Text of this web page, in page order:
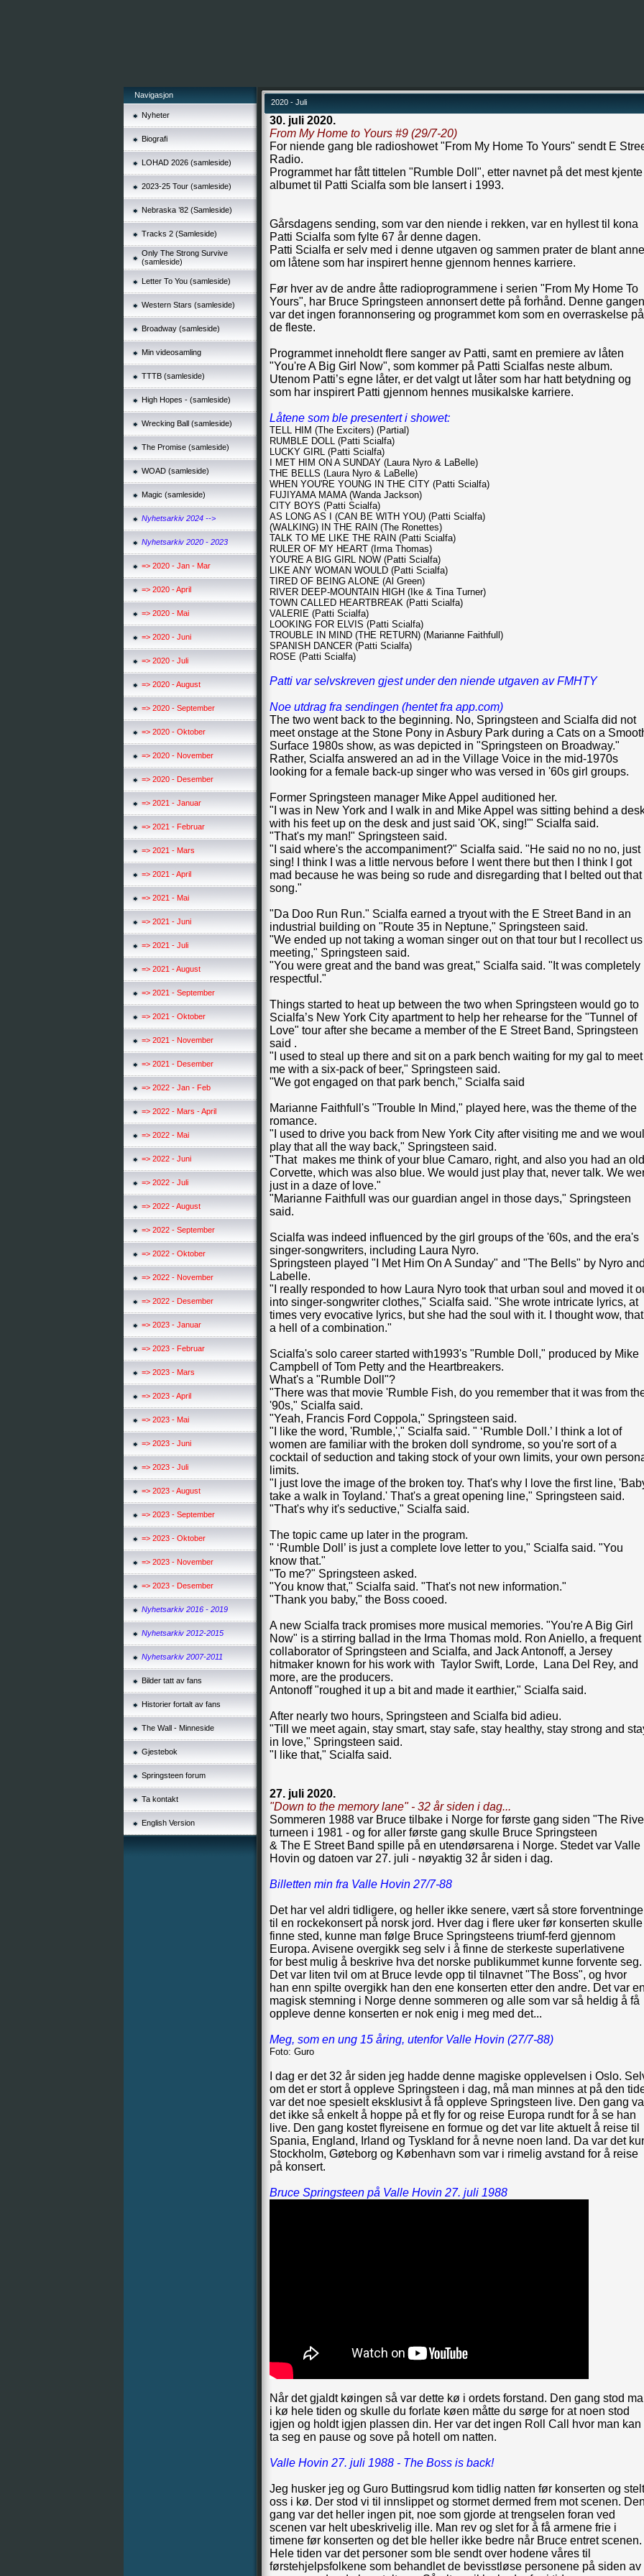
Navigasjon
Nyheter
Biografi
LOHAD 2026 (samleside)
2023-25 Tour (samleside)
Nebraska ’82 (Samleside)
Tracks 2 (Samleside)
Only The Strong Survive
(samleside)
Letter To You (samleside)
Western Stars (samleside)
Broadway (samleside)
Min videosamling
TTTB (samleside)
High Hopes - (samleside)
Wrecking Ball (samleside)
The Promise (samleside)
WOAD (samleside)
Magic (samleside)
Nyhetsarkiv 2024 -->
Nyhetsarkiv 2020 - 2023
=> 2020 - Jan - Mar
=> 2020 - April
=> 2020 - Mai
=> 2020 - Juni
=> 2020 - Juli
=> 2020 - August
=> 2020 - September
=> 2020 - Oktober
=> 2020 - November
=> 2020 - Desember
=> 2021 - Januar
=> 2021 - Februar
=> 2021 - Mars
=> 2021 - April
=> 2021 - Mai
=> 2021 - Juni
=> 2021 - Juli
=> 2021 - August
=> 2021 - September
=> 2021 - Oktober
=> 2021 - November
=> 2021 - Desember
=> 2022 - Jan - Feb
=> 2022 - Mars - April
=> 2022 - Mai
=> 2022 - Juni
=> 2022 - Juli
=> 2022 - August
=> 2022 - September
=> 2022 - Oktober
=> 2022 - November
=> 2022 - Desember
=> 2023 - Januar
=> 2023 - Februar
=> 2023 - Mars
=> 2023 - April
=> 2023 - Mai
=> 2023 - Juni
=> 2023 - Juli
=> 2023 - August
=> 2023 - September
=> 2023 - Oktober
=> 2023 - November
=> 2023 - Desember
Nyhetsarkiv 2016 - 2019
Nyhetsarkiv 2012-2015
Nyhetsarkiv 2007-2011
Bilder tatt av fans
Historier fortalt av fans
The Wall - Minneside
Gjestebok
Springsteen forum
Ta kontakt
English Version
2020 - Juli
30. juli 2020.
From My Home to Yours #9 (29/7-20)
For niende gang ble radioshowet "From My Home To Yours" sendt E
Radio.
Programmet har fått tittelen "Rumble Doll", etter navnet på det mest kjente
albumet til Patti Scialfa som ble lansert i 1993.
Gårsdagens sending, som var den niende i rekken, var en hyllest til kona
Patti Scialfa som fylte 67 år denne dagen.
Patti Scialfa er selv med i denne utgaven og sammen prater de blant
om låtene som har inspirert henne gjennom hennes karriere.
Før hver av de andre åtte radioprogrammene i serien "From My Home To
Yours", har Bruce Springsteen annonsert dette på forhånd. Denne gangen
var det ingen forannonsering og programmet kom som en overraskelse på
de fleste.
Programmet inneholdt flere sanger av Patti, samt en premiere av låten
"You're A Big Girl Now", som kommer på Patti Scialfas neste album.
Utenom Patti’s egne låter, er det valgt ut låter som har hatt betydning og
som har inspirert Patti gjennom hennes musikalske karriere.
Låtene som ble presentert i showet:
TELL HIM (The Exciters) (Partial)
RUMBLE DOLL (Patti Scialfa)
LUCKY GIRL (Patti Scialfa)
I MET HIM ON A SUNDAY (Laura Nyro & LaBelle)
THE BELLS (Laura Nyro & LaBelle)
WHEN YOU'RE YOUNG IN THE CITY (Patti Scialfa)
FUJIYAMA MAMA (Wanda Jackson)
CITY BOYS (Patti Scialfa)
AS LONG AS I (CAN BE WITH YOU) (Patti Scialfa)
(WALKING) IN THE RAIN (The Ronettes)
TALK TO ME LIKE THE RAIN (Patti Scialfa)
RULER OF MY HEART (Irma Thomas)
YOU'RE A BIG GIRL NOW (Patti Scialfa)
LIKE ANY WOMAN WOULD (Patti Scialfa)
TIRED OF BEING ALONE (Al Green)
RIVER DEEP-MOUNTAIN HIGH (Ike & Tina Turner)
TOWN CALLED HEARTBREAK (Patti Scialfa)
VALERIE (Patti Scialfa)
LOOKING FOR ELVIS (Patti Scialfa)
TROUBLE IN MIND (THE RETURN) (Marianne Faithfull)
SPANISH DANCER (Patti Scialfa)
ROSE (Patti Scialfa)
Patti var selvskreven gjest under den niende utgaven av FMHTY
Noe utdrag fra sendingen (hentet fra app.com)
The two went back to the beginning. No, Springsteen and Scialfa did not
meet onstage at the Stone Pony in Asbury Park during a Cats on a
Surface 1980s show, as was depicted in "Springsteen on Broadway."
Rather, Scialfa answered an ad in the Village Voice in the mid-1970s
looking for a female back-up singer who was versed in '60s girl groups.
Former Springsteen manager Mike Appel auditioned her.
"I was in New York and I walk in and Mike Appel was sitting behind a
with his feet up on the desk and just said 'OK, sing!'" Scialfa said.
"That's my man!" Springsteen said.
"I said where's the accompaniment?" Scialfa said. "He said no no no, just
sing! I think I was a little nervous before I went there but then I think I got
mad because he was being so rude and disregarding that I belted out that
song."
"Da Doo Run Run." Scialfa earned a tryout with the E Street Band in an
industrial building on "Route 35 in Neptune," Springsteen said.
"We ended up not taking a woman singer out on that tour but I recollect us
meeting," Springsteen said.
"You were great and the band was great," Scialfa said. "It was completely
respectful."
Things started to heat up between the two when Springsteen would go to
Scialfa’s New York City apartment to help her rehearse for the "Tunnel of
Love" tour after she became a member of the E Street Band, Springsteen
said .
"I used to steal up there and sit on a park bench waiting for my gal to meet
me with a six-pack of beer," Springsteen said.
"We got engaged on that park bench," Scialfa said
Marianne Faithfull's "Trouble In Mind," played here, was the theme of the
romance.
"I used to drive you back from New York City after visiting me and we
play that all the way back," Springsteen said.
"That makes me think of your blue Camaro, right, and also you had an old
Corvette, which was also blue. We would just play that, never talk. We
just in a daze of love."
"Marianne Faithfull was our guardian angel in those days," Springsteen
said.
Scialfa was indeed influenced by the girl groups of the '60s, and the era's
singer-songwriters, including Laura Nyro.
Springsteen played "I Met Him On A Sunday" and "The Bells" by Nyro
Labelle.
"I really responded to how Laura Nyro took that urban soul and moved it
into singer-songwriter clothes," Scialfa said. "She wrote intricate lyrics, at
times very evocative lyrics, but she had the soul with it. I thought wow,
a hell of a combination."
Scialfa's solo career started with1993's "Rumble Doll," produced by Mike
Campbell of Tom Petty and the Heartbreakers.
What's a "Rumble Doll"?
"There was that movie 'Rumble Fish, do you remember that it was from
'90s," Scialfa said.
"Yeah, Francis Ford Coppola," Springsteen said.
"I like the word, 'Rumble,'," Scialfa said. " ‘Rumble Doll.’ I think a lot of
women are familiar with the broken doll syndrome, so you're sort of a
cocktail of seduction and taking stock of your own limits, your own
limits.
"I just love the image of the broken toy. That's why I love the first line,
take a walk in Toyland.' That's a great opening line," Springsteen said.
"That's why it's seductive," Scialfa said.
The topic came up later in the program.
" ‘Rumble Doll’ is just a complete love letter to you," Scialfa said. "You
know that."
"To me?" Springsteen asked.
"You know that," Scialfa said. "That's not new information."
"Thank you baby," the Boss cooed.
A new Scialfa track promises more musical memories. "You're A Big Girl
Now" is a stirring ballad in the Irma Thomas mold. Ron Aniello, a frequent
collaborator of Springsteen and Scialfa, and Jack Antonoff, a Jersey
hitmaker known for his work with Taylor Swift, Lorde, Lana Del Rey, and
more, are the producers.
Antonoff "roughed it up a bit and made it earthier," Scialfa said.
After nearly two hours, Springsteen and Scialfa bid adieu.
"Till we meet again, stay smart, stay safe, stay healthy, stay strong and
in love," Springsteen said.
"I like that," Scialfa said.
27. juli 2020.
"Down to the memory lane" - 32 år siden i dag...
Sommeren 1988 var Bruce tilbake i Norge for første gang siden "The
turneen i 1981 - og for aller første gang skulle Bruce Springsteen
& The E Street Band spille på en utendørsarena i Norge. Stedet var Valle
Hovin og datoen var 27. juli - nøyaktig 32 år siden i dag.
Billetten min fra Valle Hovin 27/7-88
Det har vel aldri tidligere, og heller ikke senere, vært så store
til en rockekonsert på norsk jord. Hver dag i flere uker før konserten skulle
finne sted, kunne man følge Bruce Springsteens triumf-ferd gjennom
Europa. Avisene overgikk seg selv i å finne de sterkeste superlativene
for best mulig å beskrive hva det norske publikummet kunne forvente seg.
Det var liten tvil om at Bruce levde opp til tilnavnet "The Boss", og hvor
han enn spilte overgikk han den ene konserten etter den andre. Det var
magisk stemning i Norge denne sommeren og alle som var så heldig å få
oppleve denne konserten er nok enig i meg med det...
Meg, som en ung 15 åring, utenfor Valle Hovin (27/7-88)
Foto: Guro
I dag er det 32 år siden jeg hadde denne magiske opplevelsen i Oslo.
om det er stort å oppleve Springsteen i dag, må man minnes at på den
var det noe spesielt eksklusivt å få oppleve Springsteen live. Den gang
det ikke så enkelt å hoppe på et fly for og reise Europa rundt for å se han
live. Den gang kostet flyreisene en formue og det var lite aktuelt å reise til
Spania, England, Irland og Tyskland for å nevne noen land. Da var det
Stockholm, Gøteborg og København som var i rimelig avstand for å reise
på konsert.
Bruce Springsteen på Valle Hovin 27. juli 1988
Når det gjaldt køingen så var dette kø i ordets forstand. Den gang stod
i kø hele tiden og skulle du forlate køen måtte du sørge for at noen stod
igjen og holdt igjen plassen din. Her var det ingen Roll Call hvor man kan
ta seg en pause og sove på hotell om natten.
Valle Hovin 27. juli 1988 - The Boss is back!
Jeg husker jeg og Guro Buttingsrud kom tidlig natten før konserten og
oss i kø. Der stod vi til innslippet og stormet dermed frem mot scenen.
gang var det heller ingen pit, noe som gjorde at trengselen foran ved
scenen var helt ubeskrivelig ille. Man rev og slet for å få armene frie i
timene før konserten og det ble heller ikke bedre når Bruce entret scenen.
Hele tiden var det personer som ble sendt over hodene våres til
førstehjelpsfolkene som behandlet de bevisstløse personene på siden av